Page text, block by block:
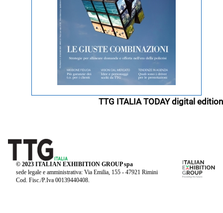
TTG ITALIA TODAY digital edition
© 2023 ITALIAN EXHIBITION GROUP spa
sede legale e amministrativa: Via Emilia, 155 - 47921 Rimini
Cod. Fisc./P.Iva 00139440408.